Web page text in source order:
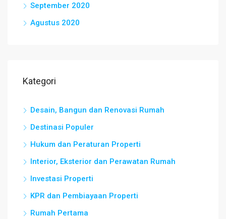
September 2020
Agustus 2020
Kategori
Desain, Bangun dan Renovasi Rumah
Destinasi Populer
Hukum dan Peraturan Properti
Interior, Eksterior dan Perawatan Rumah
Investasi Properti
KPR dan Pembiayaan Properti
Rumah Pertama